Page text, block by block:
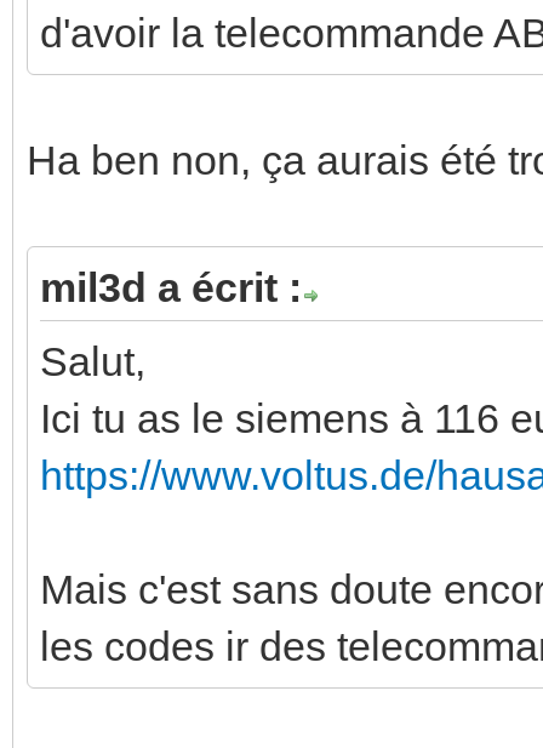
d'avoir la telecommande
Ha ben non, ça aurais été
mil3d a écrit :
Salut,
Ici tu as le siemens à 116
https://www.voltus.de/
Mais c'est sans doute
les codes ir des